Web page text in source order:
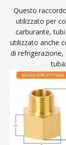
Questo
utilizzato per
carburante,
utilizzato anche
di